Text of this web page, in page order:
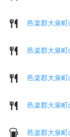
邑楽郡大泉
邑楽郡大泉
邑楽郡大泉
邑楽郡大泉町
邑楽郡大泉町